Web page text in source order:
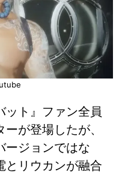
ット』ファン全員
が登場したが、
ージョンではな
とリウカンが融合